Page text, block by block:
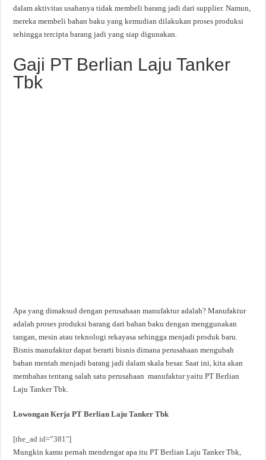
dalam aktivitas usahanya tidak membeli barang jadi dari supplier. Namun,
mereka membeli bahan baku yang kemudian dilakukan proses produksi
sehingga tercipta barang jadi yang siap digunakan.
Gaji PT Berlian Laju Tanker
Tbk
Apa yang dimaksud dengan perusahaan manufaktur adalah? Manufaktur
adalah proses produksi barang dari bahan baku dengan menggunakan
tangan, mesin atau teknologi rekayasa sehingga menjadi produk baru.
Bisnis manufaktur dapat berarti bisnis dimana perusahaan mengubah
bahan mentah menjadi barang jadi dalam skala besar. Saat ini, kita akan
membahas tentang salah satu perusahaan manufaktur yaitu PT Berlian
Laju Tanker Tbk.
Lowongan Kerja PT Berlian Laju Tanker Tbk
[the_ad id=”381″]
Mungkin kamu pernah mendengar apa itu PT Berlian Laju Tanker Tbk,